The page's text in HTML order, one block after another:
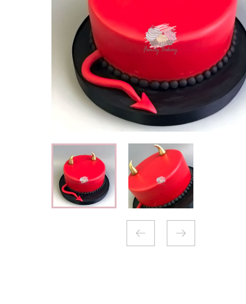
Вкусные торты для мальчиков и
девочек
Капкейки
Кексы с индивидуальным оформлением
Корпоративные торты
Торты на корпоратив компании
Специальные торты
Низкокалорийные и безглютеновые
КЛЮКВА В ШОКОЛАДЕ